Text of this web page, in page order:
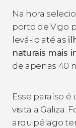
Na hora
porto de Vigo
levá-lo até as
naturais mais
de apenas 40
Esse paraíso é
visita a Galiza.
arquipélago